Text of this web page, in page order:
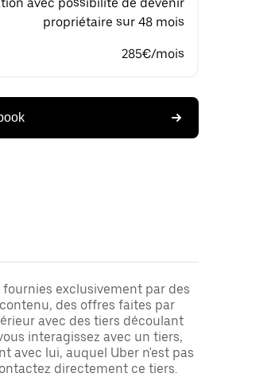
propriétaire sur 48 mois
285€/mois
exclusivement par des
des offres faites par
avec des tiers découlant
interagissez avec un tiers,
avec lui, auquel Uber n'est pas
directement ce tiers.